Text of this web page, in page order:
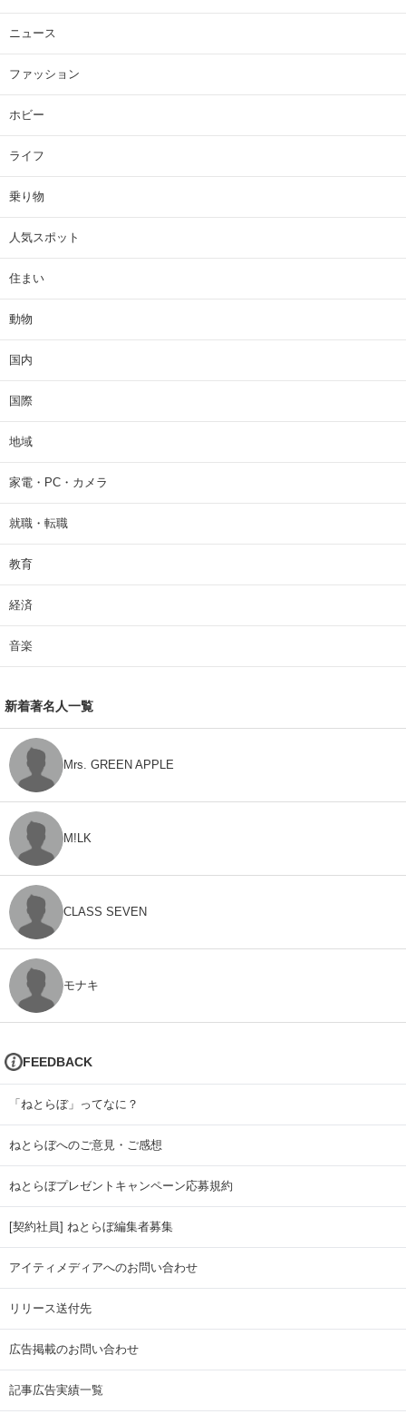
ニュース
ファッション
ホビー
ライフ
乗り物
人気スポット
住まい
動物
国内
国際
地域
家電・PC・カメラ
就職・転職
教育
経済
音楽
新着著名人一覧
Mrs. GREEN APPLE
M!LK
CLASS SEVEN
モナキ
FEEDBACK
「ねとらぼ」ってなに？
ねとらぼへのご意見・ご感想
ねとらぼプレゼントキャンペーン応募規約
[契約社員] ねとらぼ編集者募集
アイティメディアへのお問い合わせ
リリース送付先
広告掲載のお問い合わせ
記事広告実績一覧